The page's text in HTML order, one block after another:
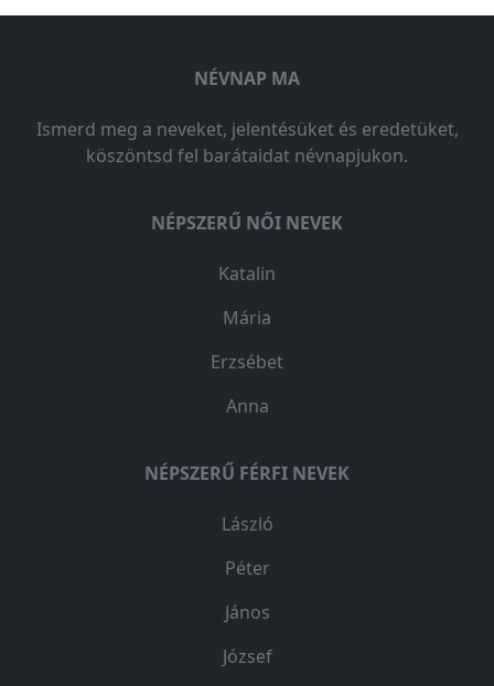
NÉVNAP MA
Ismerd meg a neveket, jelentésüket és eredetüket,
köszöntsd fel barátaidat névnapjukon.
NÉPSZERŰ NŐI NEVEK
Katalin
Mária
Erzsébet
Anna
NÉPSZERŰ FÉRFI NEVEK
László
Péter
János
József